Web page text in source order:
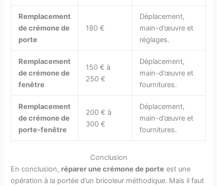
Remplacement
de crémone de
porte
180 €
Déplacement,
main-d’œuvre et
réglages.
Remplacement
de crémone de
fenêtre
150 € à
250 €
Déplacement,
main-d’œuvre et
fournitures.
Remplacement
de crémone de
porte-fenêtre
200 € à
300 €
Déplacement,
main-d’œuvre et
fournitures.
Conclusion
En conclusion, réparer une crémone de porte est une
opération à la portée d’un bricoleur méthodique. Mais il faut